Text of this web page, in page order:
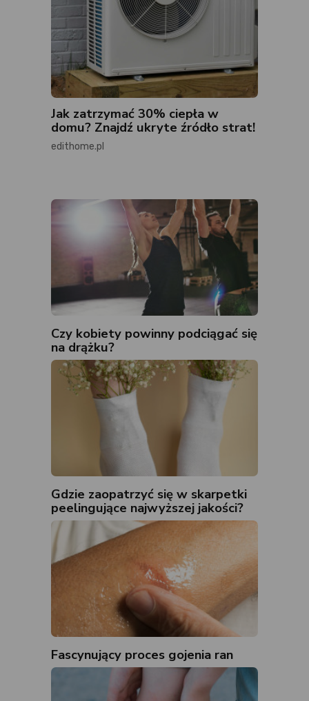
Jak zatrzymać 30% ciepła w
domu? Znajdź ukryte źródło strat!
edithome.pl
Czy kobiety powinny podciągać się
na drążku?
Gdzie zaopatrzyć się w skarpetki
peelingujące najwyższej jakości?
Fascynujący proces gojenia ran